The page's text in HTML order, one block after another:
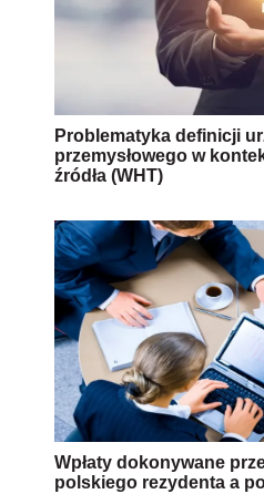
Problematyka definicji
przemysłowego w
źródła (WHT)
Wpłaty dokonywane
polskiego rezydenta a